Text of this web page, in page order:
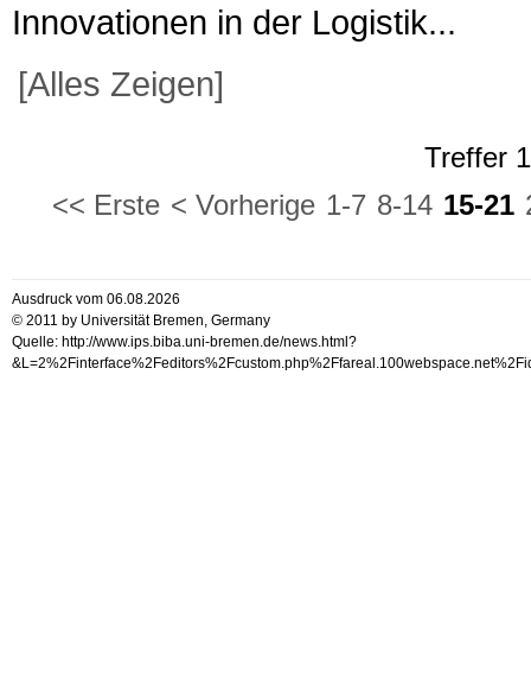
Innovationen in der Logistik...
[Alles Zeigen]
Treffer
<< Erste < Vorherige 1-7 8-14 15-21
Ausdruck vom 06.08.2026
© 2011 by Universität Bremen, Germany
Quelle: http://www.ips.biba.uni-bremen.de/news.html?